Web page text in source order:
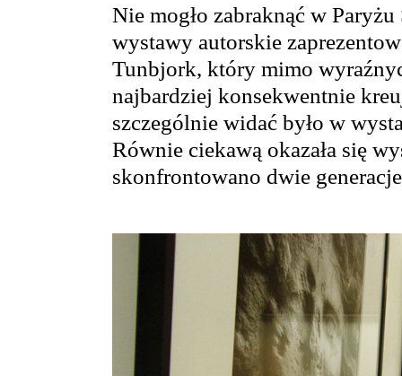
Nie mogło zabraknąć w
wystawy autorskie
Tunbjork, który mimo
najbardziej konsekwentnie
szczególnie widać było w
Równie ciekawą okazała się
skonfrontowano dwie